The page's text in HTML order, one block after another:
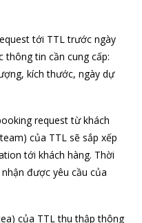
tới TTL trước ngày
thông tin cần cung cấp:
kích thước, ngày dự
request từ khách
của TTL sẽ sắp xếp
tới khách hàng. Thời
được yêu cầu của
của TTL thu thập thông